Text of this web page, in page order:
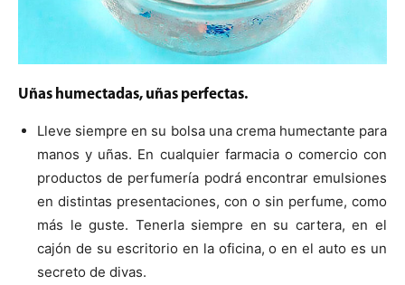
Uñas humectadas, uñas perfectas.
Lleve siempre en su bolsa una crema humectante para
manos y uñas. En cualquier farmacia o comercio con
productos de perfumería podrá encontrar emulsiones
en distintas presentaciones, con o sin perfume, como
más le guste. Tenerla siempre en su cartera, en el
cajón de su escritorio en la oficina, o en el auto es un
secreto de divas.